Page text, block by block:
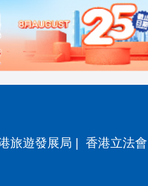
旅遊發展局 | 香港立法會